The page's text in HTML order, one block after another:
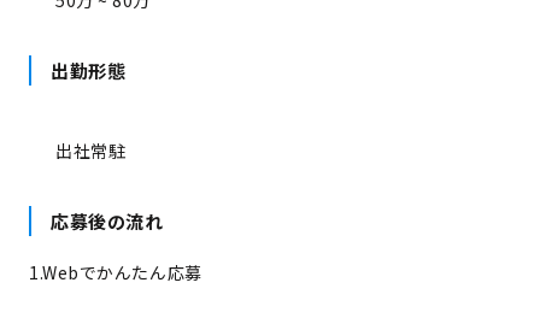
出勤形態
出社常駐
応募後の流れ
1.Webでかんたん応募